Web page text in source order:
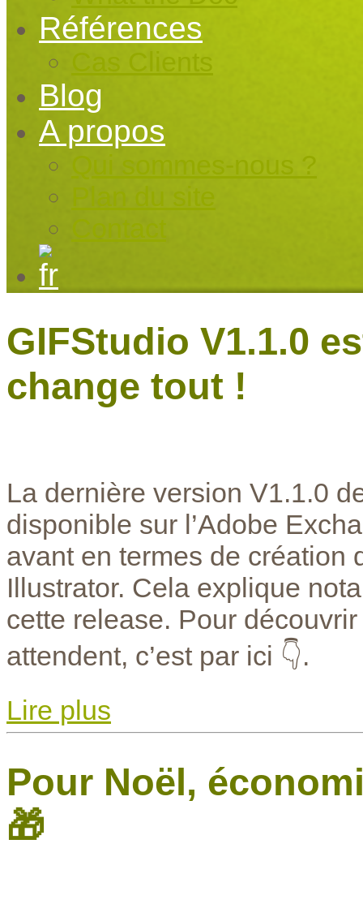
Références
Cas Clients
Blog
A propos
Qui sommes-nous ?
Plan du site
Contact
GIFStudio V1.1.0
change tout !
La dernière version V1.1.0
disponible sur l’Adobe
avant en termes de création
Illustrator. Cela explique
cette release. Pour
attendent, c’est par ici 👇.
Lire plus
Pour Noël,
🎁